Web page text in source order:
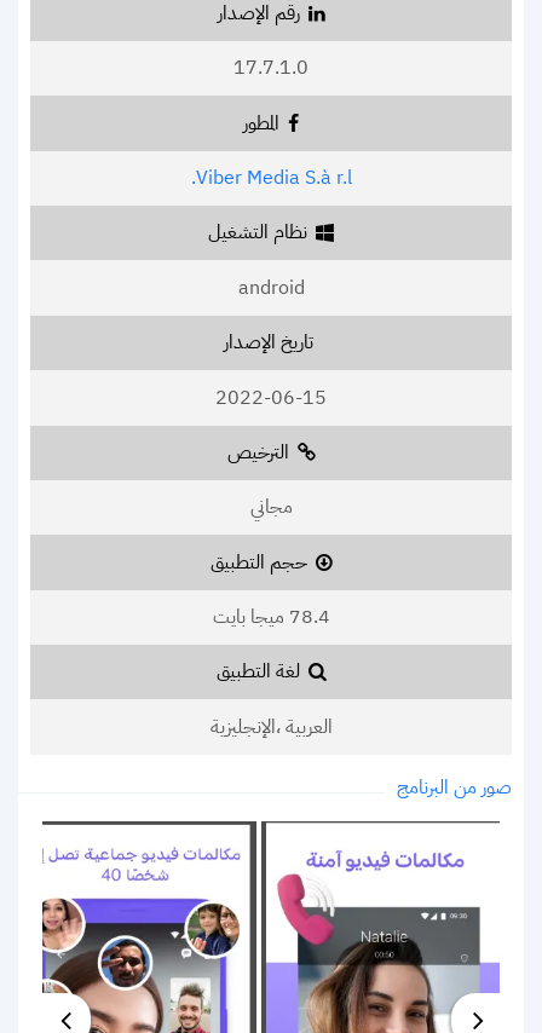
رقم الإصدار
17.7.1.0
المطور
Viber Media S.à r.l.
نظام التشغيل
android
تاريخ الإصدار
2022-06-15
الترخيص
مجاني
حجم التطبيق
78.4 ميجا بايت
لغة التطبيق
العربية ،الإنجليزية
صور من البرنامج